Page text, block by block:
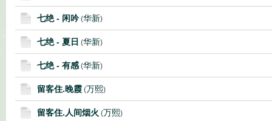
七绝 - 闲吟(华新)
七绝 - 夏日 (华新)
七绝 - 有感 (华新)
留客住.晚霞 (万熙)
留客住.人间烟火 (万熙)